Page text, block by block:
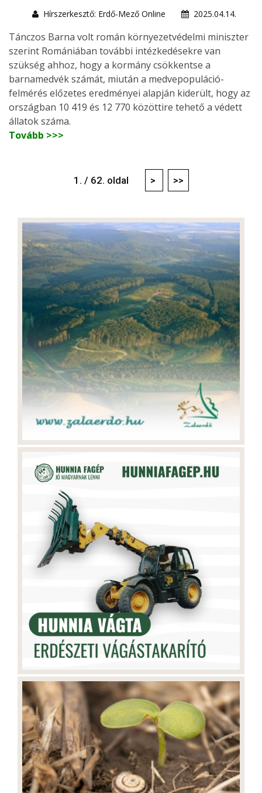
Hírszerkesztő: Erdő-Mező Online
2025.04.14.
Tánczos Barna volt román környezetvédelmi miniszter
szerint Romániában további intézkedésekre van
szükség ahhoz, hogy a kormány csökkentse a
barnamedvék számát, miután a medvepopuláció-
felmérés előzetes eredményei alapján kiderült, hogy az
országban 10 419 és 12 770 közöttire tehető a védett
állatok száma.
Tovább >>>
1. / 62. oldal > >>